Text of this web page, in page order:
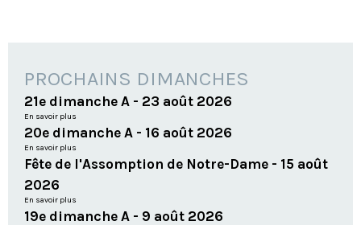
PROCHAINS DIMANCHES
21e dimanche A - 23 août 2026
En savoir plus
20e dimanche A - 16 août 2026
En savoir plus
Fête de l'Assomption de Notre-Dame - 15 août
2026
En savoir plus
19e dimanche A - 9 août 2026